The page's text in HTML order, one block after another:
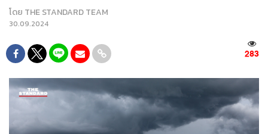
โดย THE STANDARD TEAM
30.09.2024
283